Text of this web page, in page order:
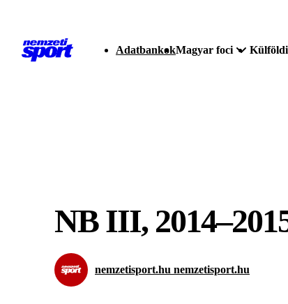
AdatbankokMagyar foci
NB III,
nemzetisport.hu nemzetisport.hu